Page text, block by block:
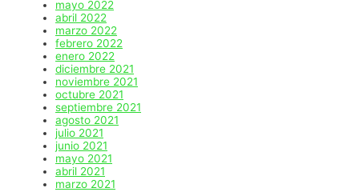
mayo 2022
abril 2022
marzo 2022
febrero 2022
enero 2022
diciembre 2021
noviembre 2021
octubre 2021
septiembre 2021
agosto 2021
julio 2021
junio 2021
mayo 2021
abril 2021
marzo 2021